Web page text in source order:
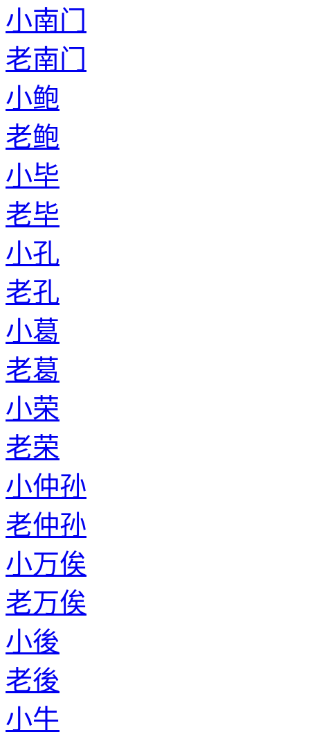
小南门
老南门
小鲍
老鲍
小毕
老毕
小孔
老孔
小葛
老葛
小荣
老荣
小仲孙
老仲孙
小万俟
老万俟
小後
老後
小牛